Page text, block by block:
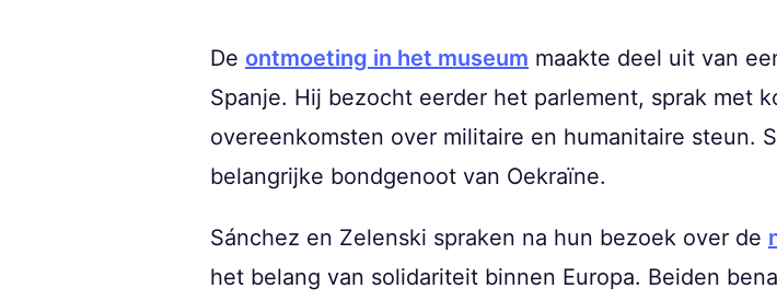
De ontmoeting in het museum maakte deel uit van
Spanje. Hij bezocht eerder het parlement, sprak met
overeenkomsten over militaire en humanitaire steun.
belangrijke bondgenoot van Oekraïne.
Sánchez en Zelenski spraken na hun bezoek over de
het belang van solidariteit binnen Europa. Beiden